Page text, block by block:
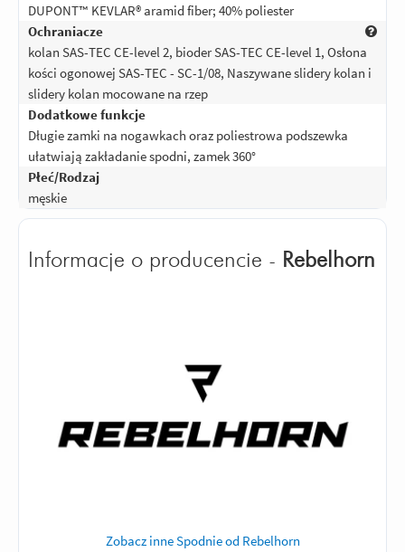
DUPONT™ KEVLAR® aramid fiber; 40% poliester
Ochraniacze
kolan SAS-TEC CE-level 2, bioder SAS-TEC CE-level 1, Osłona
kości ogonowej SAS-TEC - SC-1/08, Naszywane slidery kolan i
slidery kolan mocowane na rzep
Dodatkowe funkcje
Długie zamki na nogawkach oraz poliestrowa podszewka
ułatwiają zakładanie spodni, zamek 360°
Płeć/Rodzaj
męskie
Informacje o producencie - Rebelhorn
Zobacz inne Spodnie od Rebelhorn